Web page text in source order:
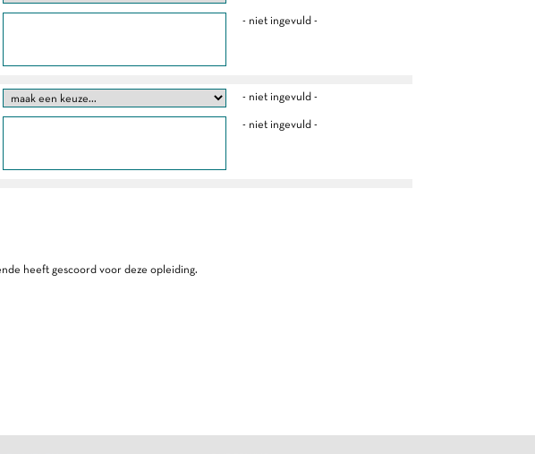
- niet ingevuld -
- niet ingevuld -
- niet ingevuld -
heeft gescoord voor deze opleiding.